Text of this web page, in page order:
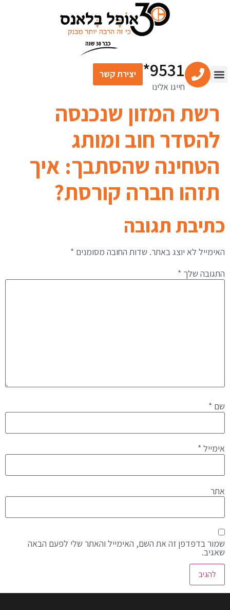
9531*
חייגו אלינו
יצירת קשר
רשת המזון שנכנסה
להסדר חוב ומותג
הטחינה שהסתבך: איך
תזהו חברה קורסת?
כתיבת תגובה
האימייל לא יוצג באתר. שדות החובה מסומנים *
התגובה שלך *
שם *
אימייל *
אתר
שמור בדפדפן זה את השם, האימייל והאתר שלי לפעם הבאה
שאגיב.